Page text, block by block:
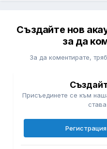
Създайте нов
за да
За да коментирате,
Присъединете се към